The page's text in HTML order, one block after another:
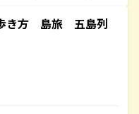
き方 島旅 五島列